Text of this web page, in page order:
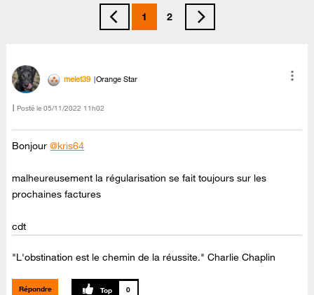
1 2
melet39 Orange Star
Posté le ‎05/11/2022 11h02
Bonjour@kris64
malheureusement la régularisation se fait toujours sur les
prochaines factures
cdt
"L'obstination est le chemin de la réussite." Charlie Chaplin
Répondre 0